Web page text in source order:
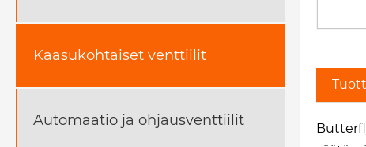
Kaasukohtaiset venttiilit
Automaatio ja ohjausventtiilit